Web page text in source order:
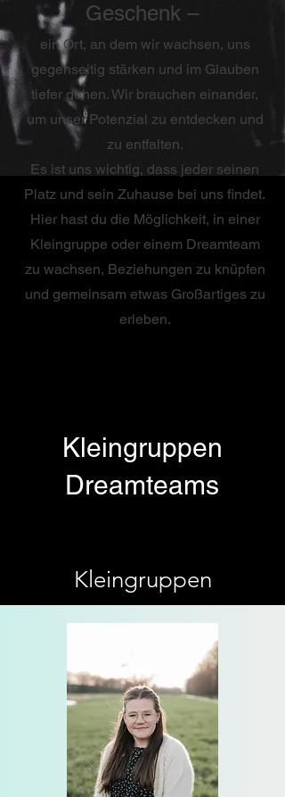
Geschenk –
ein Ort, an dem wir wachsen, uns
gegenseitig stärken und im Glauben
tiefer gehen. Wir brauchen einander,
um unser Potenzial zu entdecken und
zu entfalten.
Es ist uns wichtig, dass jeder seinen
Platz und sein Zuhause bei uns findet.
Hier hast du die Möglichkeit, in einer
Kleingruppe oder einem Dreamteam
zu wachsen, Beziehungen zu knüpfen
und gemeinsam etwas Großartiges zu
erleben.
Kleingruppen
Dreamteams
Kleingruppen